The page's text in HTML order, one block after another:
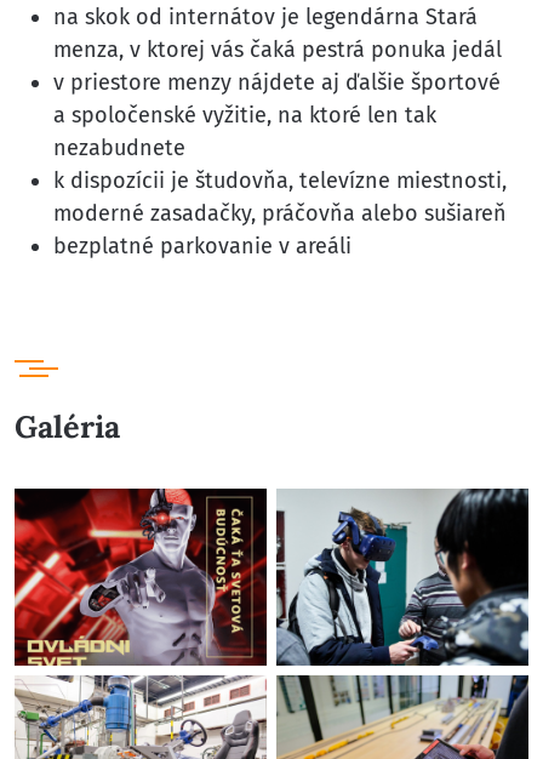
na skok od internátov je legendárna Stará
menza, v ktorej vás čaká pestrá ponuka jedál
v priestore menzy nájdete aj ďalšie športové
a spoločenské vyžitie, na ktoré len tak
nezabudnete
k dispozícii je študovňa, televízne miestnosti,
moderné zasadačky, práčovňa alebo sušiareň
bezplatné parkovanie v areáli
Galéria